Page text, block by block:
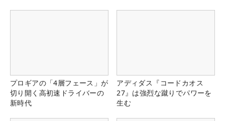
プロギアの「4層フェース」が
切り開く高初速ドライバーの
新時代
アディダス『コードカオス
27』は強烈な蹴りでパワーを
生む